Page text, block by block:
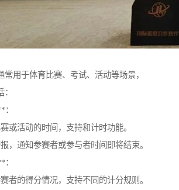
常用于体育比赛、考试、活动等场景，
或活动的时间，支持和计时功能。
，通知参赛者或参与者时间即将结束。
者的得分情况，支持不同的计分规则。